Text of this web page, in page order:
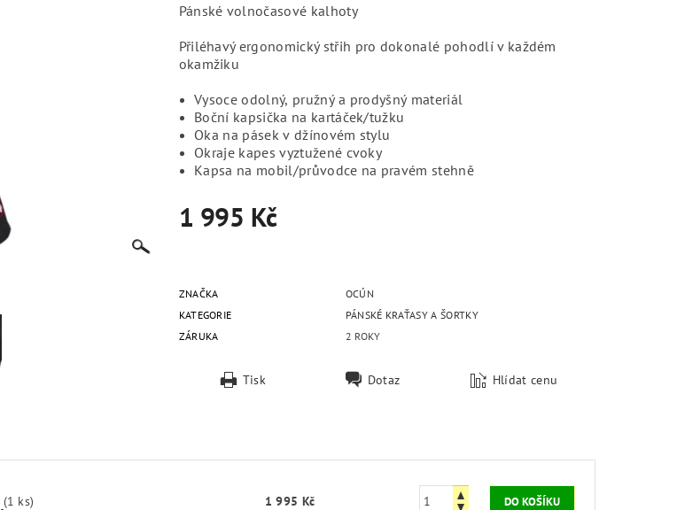
Pánské volnočasové kalhoty
Přiléhavý ergonomický střih pro dokonalé pohodlí v každém
okamžiku
Vysoce odolný, pružný a prodyšný materiál
Boční kapsička na kartáček/tužku
Oka na pásek v džínovém stylu
Okraje kapes vyztužené cvoky
Kapsa na mobil/průvodce na pravém stehně
1 995 Kč
ZNAČKA
OCÚN
KATEGORIE
PÁNSKÉ KRAŤASY A ŠORTKY
ZÁRUKA
2 ROKY
Tisk Dotaz Hlídat cenu
(1 ks) 1 995 Kč